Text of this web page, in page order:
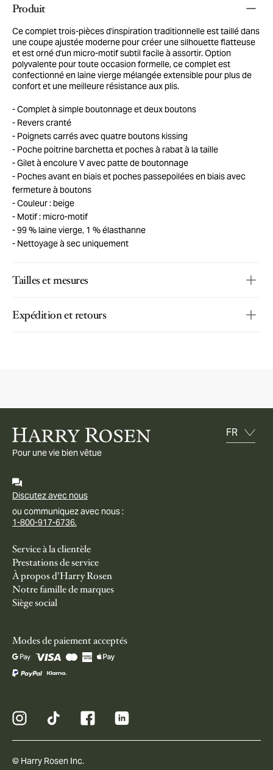
Produit
Ce complet trois-pièces d'inspiration traditionnelle est taillé dans
une coupe ajustée moderne pour créer une silhouette flatteuse
et est orné d'un micro-motif subtil facile à assortir. Option
polyvalente pour toute occasion formelle, ce complet est
confectionné en laine vierge mélangée extensible pour plus de
confort et une meilleure résistance aux plis.
Complet à simple boutonnage et deux boutons
Revers cranté
Poignets carrés avec quatre boutons kissing
Poche poitrine barchetta et poches à rabat à la taille
Gilet à encolure V avec patte de boutonnage
Poches avant en biais et poches passepoilées en biais avec
fermeture à boutons
Couleur : beige
Motif : micro-motif
99 % laine vierge, 1 % élasthanne
Nettoyage à sec uniquement
Tailles et mesures
Expédition et retours
Pour une vie bien vêtue
Discutez avec nous
ou communiquez avec nous :
1-800-917-6736.
Service à la clientèle
Prestations de service
À propos d'Harry Rosen
Notre famille de marques
Siège social
Modes de paiement acceptés
© Harry Rosen Inc.